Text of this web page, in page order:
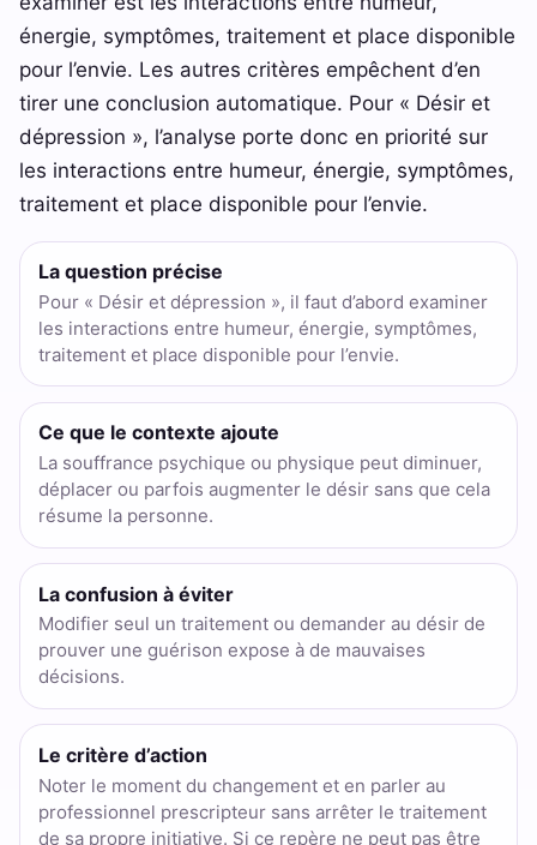
énergie, symptômes, traitement et place disponible
pour l’envie. Les autres critères empêchent d’en
tirer une conclusion automatique. Pour « Désir et
dépression », l’analyse porte donc en priorité sur
les interactions entre humeur, énergie, symptômes,
traitement et place disponible pour l’envie.
La question précise
Pour « Désir et dépression », il faut d’abord examiner
les interactions entre humeur, énergie, symptômes,
traitement et place disponible pour l’envie.
Ce que le contexte ajoute
La souffrance psychique ou physique peut diminuer,
déplacer ou parfois augmenter le désir sans que cela
résume la personne.
La confusion à éviter
Modifier seul un traitement ou demander au désir de
prouver une guérison expose à de mauvaises
décisions.
Le critère d’action
Noter le moment du changement et en parler au
professionnel prescripteur sans arrêter le traitement
de sa propre initiative. Si ce repère ne peut pas être